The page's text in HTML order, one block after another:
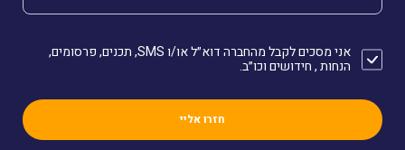
אני מסכים לקבל מהחברה דוא״ל או/ו SMS, תכנים, פרסומים,
הנחות , חידושים וכו״ב.